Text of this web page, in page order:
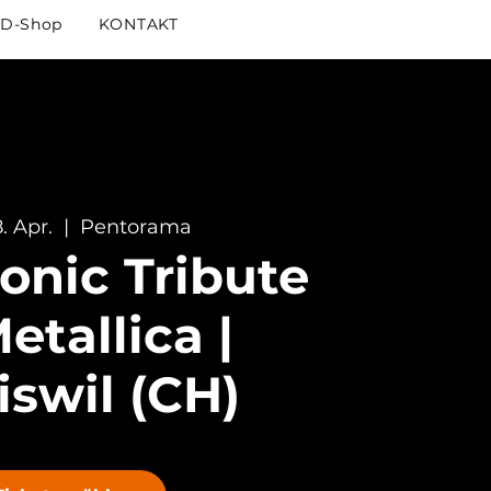
Shop KONTAKT
Apr.
  |
Pentorama
Tribute
|
(CH)